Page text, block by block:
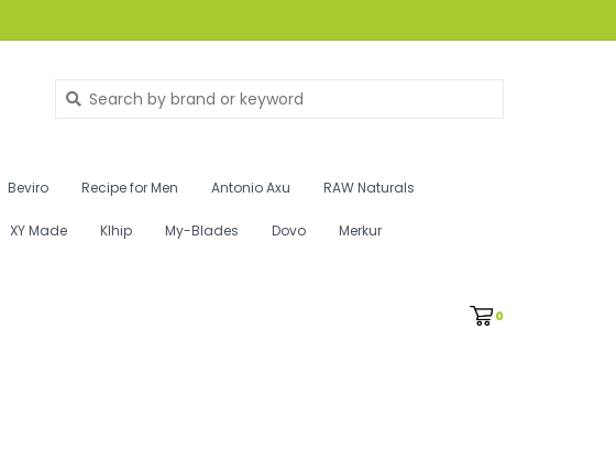
Beviro Recipe for Men Antonio Axu RAW Naturals
XY Made Klhip My-Blades Dovo Merkur
0